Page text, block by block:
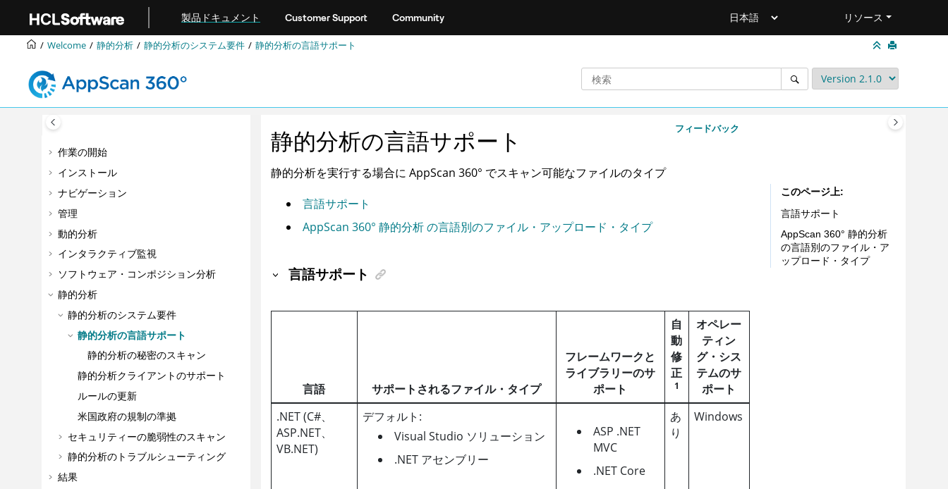
製品ドキュメント Customer Support Community リソース
Welcome 静的分析 静的分析のシステム要件 静的分析の言語サポート
作業の開始
インストール
ナビゲーション
管理
動的分析
インタラクティブ監視
ソフトウェア・コンポジション分析
静的分析
静的分析のシステム要件
静的分析の言語サポート
静的分析の秘密のスキャン
静的分析クライアントのサポート
ルールの更新
米国政府の規制の準拠
セキュリティーの脆弱性のスキャン
静的分析のトラブルシューティング
結果
フィードバック
静的分析の言語サポート
静的分析を実行する場合に AppScan 360° でスキャン可能なファイルのタイプ
言語サポート
AppScan 360° 静的分析 の言語別のファイル・アップロード・タイプ
言語サポート
言語 サポートされるファイル・タイプ
フレームワークと
ライブラリーのサ
ポート
自
動
修
正
1
オペレー
ティン
グ・シス
テムのサ
ポート
.NET (C#、
ASP.NET、
VB.NET)
デフォルト:
Visual Studio ソリューション
.NET アセンブリー
ASP .NET
MVC
.NET Core
あ
り
Windows
このページ上
言語サポート
AppScan 360° 静的分析
の言語別のファイル・ア
ップロード・タイプ